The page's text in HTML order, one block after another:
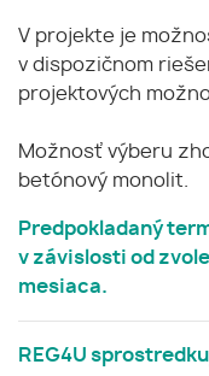
V projekte je
v dispozičnom
projektových
Možnosť výberu
betónový monolit.
Predpokladaný
v závislosti od
mesiaca.
REG4U